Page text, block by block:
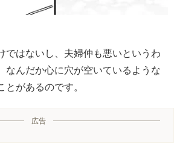
ではないし、夫婦仲も悪いというわ
なんだか心に穴が空いているような
とがあるのです。
広告